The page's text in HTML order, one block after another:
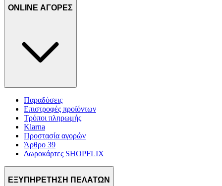
ONLINE ΑΓΟΡΕΣ
Παραδόσεις
Επιστροφές προϊόντων
Τρόποι πληρωμής
Klarna
Προστασία αγορών
Άρθρο 39
Δωροκάρτες SHOPFLIX
ΕΞΥΠΗΡΕΤΗΣΗ ΠΕΛΑΤΩΝ